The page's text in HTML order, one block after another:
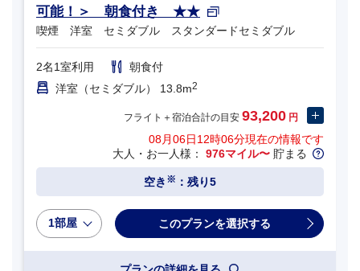
可能！＞ 朝食付き ★★
喫煙 洋室 セミダブル スタンダードセミダブル
2名1室利用
朝食付
洋室（セミダブル） 13.8m2
フライト＋宿泊合計の目安 93,200 円
08月06日12時06分現在の情報です
大人・お一人様： 976マイル〜 貯まる
空き ※ ：残り5
1部屋